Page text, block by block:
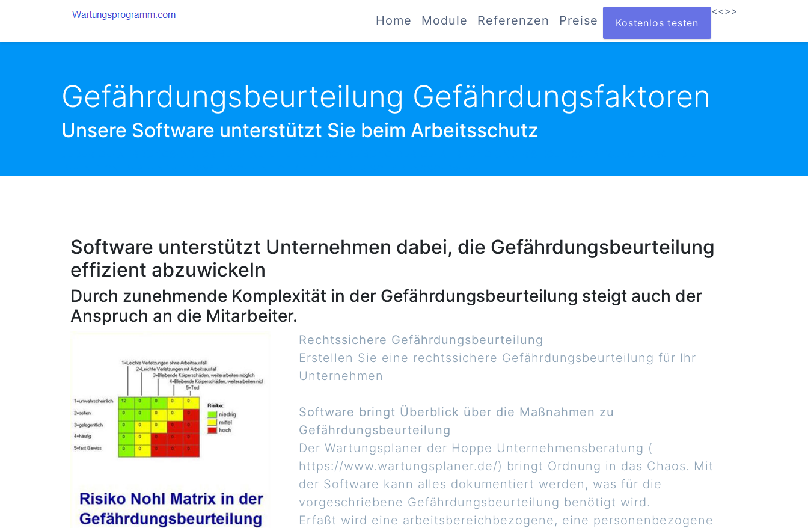
Home Module Referenzen Preise Kostenlos testen
<<>>
Gefährdungsbeurteilung Gefährdungsfaktoren
Unsere Software unterstützt Sie beim Arbeitsschutz
Software unterstützt Unternehmen dabei, die Gefährdungsbeurteilung
effizient abzuwickeln
Durch zunehmende Komplexität in der Gefährdungsbeurteilung steigt auch der
Anspruch an die Mitarbeiter.
Rechtssichere Gefährdungsbeurteilung
Erstellen Sie eine rechtssichere Gefährdungsbeurteilung für Ihr
Unternehmen
Software bringt Überblick über die Maßnahmen zu
Gefährdungsbeurteilung
Der Wartungsplaner der Hoppe Unternehmensberatung (
https://www.wartungsplaner.de/) bringt Ordnung in das Chaos. Mit
der Software kann alles dokumentiert werden, was für die
vorgeschriebene Gefährdungsbeurteilung benötigt wird.
Erfaßt wird eine arbeitsbereichbezogene, eine personenbezogene